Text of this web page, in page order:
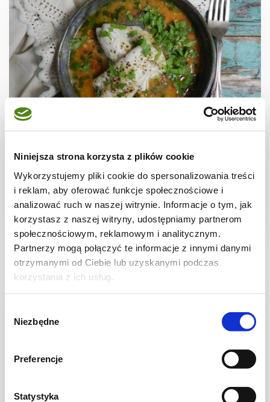
Niniejsza strona korzysta z plików cookie
Wykorzystujemy pliki cookie do spersonalizowania treści
i reklam, aby oferować funkcje społecznościowe i
analizować ruch w naszej witrynie. Informacje o tym, jak
korzystasz z naszej witryny, udostępniamy partnerom
społecznościowym, reklamowym i analitycznym.
Partnerzy mogą połączyć te informacje z innymi danymi
otrzymanymi od Ciebie lub uzyskanymi podczas
korzystania z ich usług.
zgody
Niezbędne
Preferencje
Statystyka
Sandacz z ostrym, maślanym sosem
30 min. - 3